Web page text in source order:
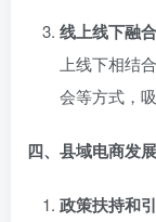
线上线下融
上线下相结
会等方式，
四、县域电商发
政策扶持和